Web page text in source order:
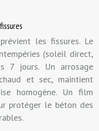
les fissures. Le
(soleil direct,
7 jours. Un arrosage
et sec, maintient
homogène. Un film
protéger le béton des